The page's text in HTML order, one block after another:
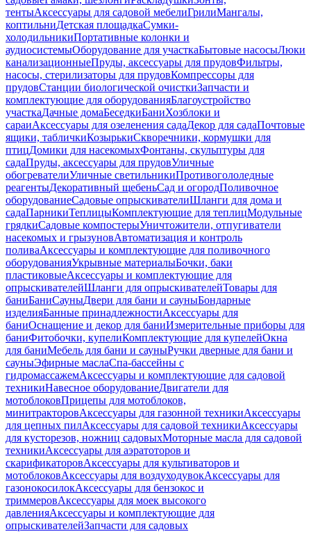
тентыАксессуары для садовой мебелиГрилиМангалы,
коптильниДетская площадкаСумки-
холодильникиПортативные колонки и
аудиосистемыОборудование для участкаБытовые насосыЛюки
канализационныеПруды, аксессуары для прудовФильтры,
насосы, стерилизаторы для прудовКомпрессоры для
прудовСтанции биологической очисткиЗапчасти и
комплектующие для оборудованияБлагоустройство
участкаДачные домаБеседкиБаниХозблоки и
сараиАксессуары для озеленения садаДекор для садаПочтовые
ящики, табличкиКозырькиСкворечники, кормушки для
птицДомики для насекомыхФонтаны, скульптуры для
садаПруды, аксессуары для прудовУличные
обогревателиУличные светильникиПротивогололедные
реагентыДекоративный щебеньСад и огородПоливочное
оборудованиеСадовые опрыскивателиШланги для дома и
садаПарникиТеплицыКомплектующие для теплицМодульные
грядкиСадовые компостерыУничтожители, отпугиватели
насекомых и грызуновАвтоматизация и контроль
поливаАксессуары и комплектующие для поливочного
оборудованияУкрывные материалыБочки, баки
пластиковыеАксессуары и комплектующие для
опрыскивателейШланги для опрыскивателейТовары для
баниБаниСауныДвери для бани и сауныБондарные
изделияБанные принадлежностиАксессуары для
баниОснащение и декор для баниИзмерительные приборы для
баниФитобочки, купелиКомплектующие для купелейОкна
для баниМебель для бани и сауныРучки дверные для бани и
сауныЭфирные маслаСпа-бассейны с
гидромассажемАксессуары и комплектующие для садовой
техникиНавесное оборудованиеДвигатели для
мотоблоковПрицепы для мотоблоков,
минитракторовАксессуары для газонной техникиАксессуары
для цепных пилАксессуары для садовой техникиАксессуары
для кусторезов, ножниц садовыхМоторные масла для садовой
техникиАксессуары для аэратоторов и
скарификаторовАксессуары для культиваторов и
мотоблоковАксессуары для воздуходувокАксессуары для
газонокосилокАксессуары для бензокос и
триммеровАксессуары для моек высокого
давленияАксессуары и комплектующие для
опрыскивателейЗапчасти для садовых